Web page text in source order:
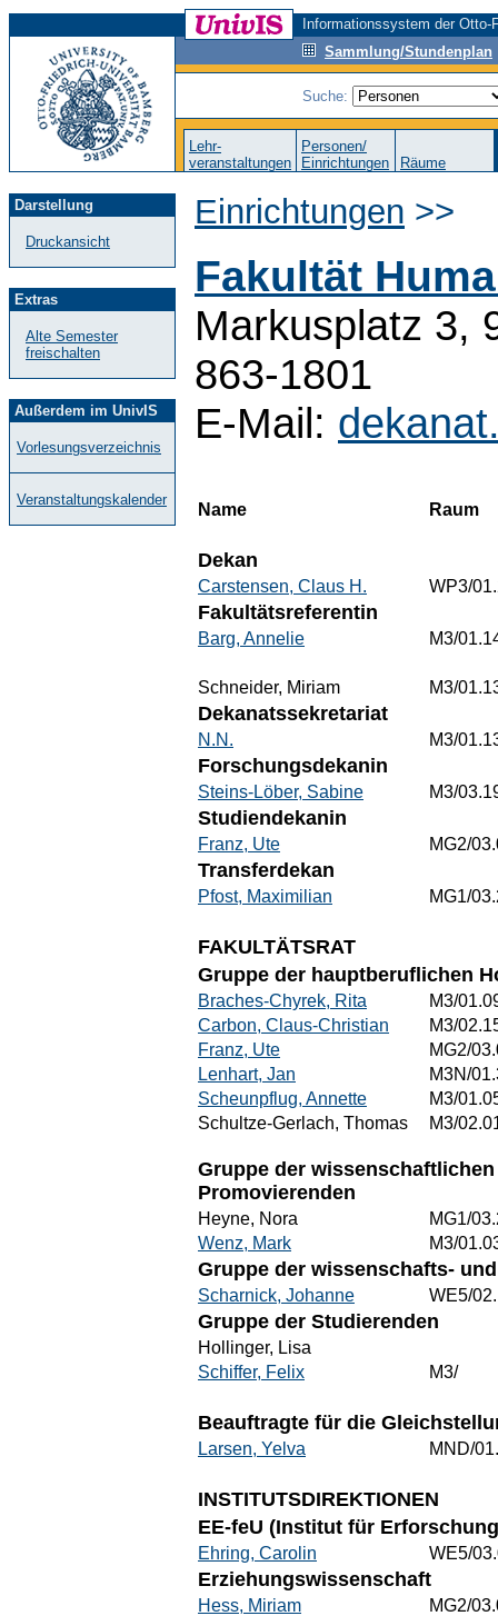
Informationssystem der
Sammlung/Stundenplan
Suche:
Lehr-
veranstaltungen
Personen/
Einrichtungen
Räume
Darstellung
Druckansicht
Extras
Alte Semester
freischalten
Außerdem im UnivIS
Vorlesungsverzeichnis
Veranstaltungskalender
Einrichtungen >>
Fakultät
Markusplatz 3,
863-1801
E-Mail:
Name Raum
Dekan
Carstensen, Claus H. WP3/
Fakultätsreferentin
Barg, Annelie M3/
Schneider, Miriam M3/
Dekanatssekretariat
N.N. M3/
Forschungsdekanin
Steins-Löber, Sabine M3/
Studiendekanin
Franz, Ute MG2/
Transferdekan
Pfost, Maximilian MG1/
FAKULTÄTSRAT
Gruppe der hauptberuflichen
Braches-Chyrek, Rita
M3/
Carbon, Claus-Christian
M3/
Franz, Ute
MG2/
Lenhart, Jan
M3N/
Scheunpflug, Annette
M3/
Schultze-Gerlach, Thomas
M3/
Gruppe der
Promovierenden
Heyne, Nora
MG1/
Wenz, Mark
M3/
Gruppe der wissenschafts-
Scharnick, Johanne WE5/
Gruppe der Studierenden
Hollinger, Lisa
Schiffer, Felix
M3/
Beauftragte für die
Larsen, Yelva MND/
INSTITUTSDIREKTIONEN
EE-feU (Institut für
Ehring, Carolin WE5/
Erziehungswissenschaft
Hess, Miriam MG2/